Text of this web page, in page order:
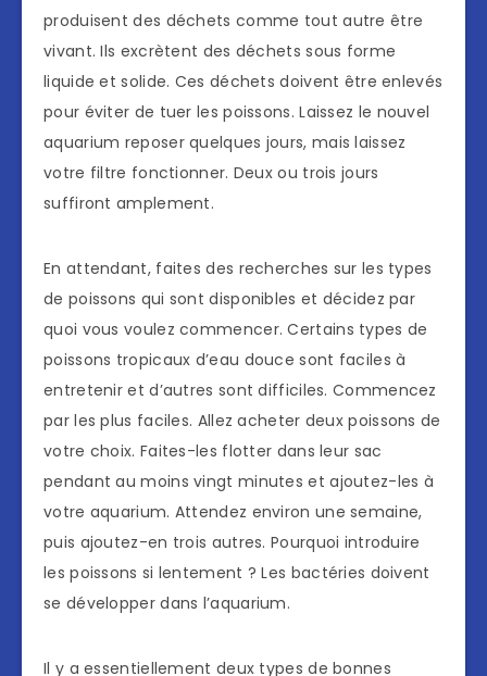
produisent des déchets comme tout autre être
vivant. Ils excrètent des déchets sous forme
liquide et solide. Ces déchets doivent être enlevés
pour éviter de tuer les poissons. Laissez le nouvel
aquarium reposer quelques jours, mais laissez
votre filtre fonctionner. Deux ou trois jours
suffiront amplement.
En attendant, faites des recherches sur les types
de poissons qui sont disponibles et décidez par
quoi vous voulez commencer. Certains types de
poissons tropicaux d’eau douce sont faciles à
entretenir et d’autres sont difficiles. Commencez
par les plus faciles. Allez acheter deux poissons de
votre choix. Faites-les flotter dans leur sac
pendant au moins vingt minutes et ajoutez-les à
votre aquarium. Attendez environ une semaine,
puis ajoutez-en trois autres. Pourquoi introduire
les poissons si lentement ? Les bactéries doivent
se développer dans l’aquarium.
Il y a essentiellement deux types de bonnes